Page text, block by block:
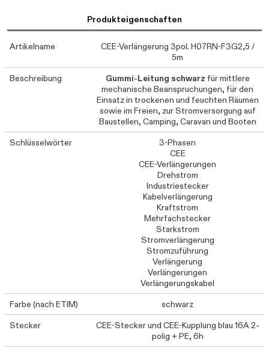
Produkteigenschaften
Artikelname
CEE-Verlängerung 3pol. H07RN-F3G2,5 /
5m
Beschreibung
Gummi-Leitung schwarz für mittlere
mechanische Beanspruchungen, für den
Einsatz in trockenen und feuchten Räumen
sowie im Freien, zur Stromversorgung auf
Baustellen, Camping, Caravan und Booten
Schlüsselwörter
3-Phasen
CEE
CEE-Verlängerungen
Drehstrom
Industriestecker
Kabelverlängerung
Kraftstrom
Mehrfachstecker
Starkstrom
Stromverlängerung
Stromzuführung
Verlängerung
Verlängerungen
Verlängerungskabel
Farbe (nach ETIM)
schwarz
Stecker
CEE-Stecker und CEE-Kupplung blau 16A 2-
polig + PE, 6h